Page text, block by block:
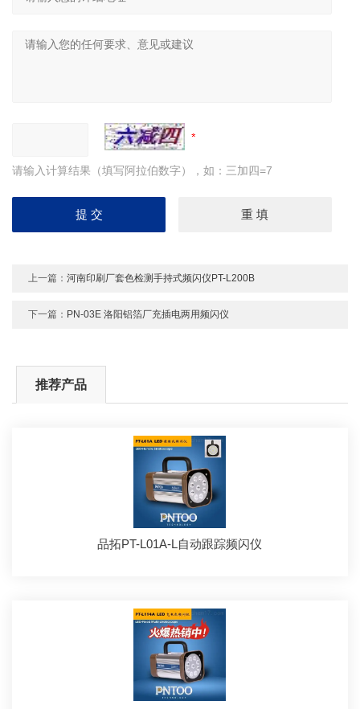
请输入计算结果（填写阿拉伯数字），如：三加四=7
上一篇：河南印刷厂套色检测手持式频闪仪PT-L200B
下一篇： PN-03E 洛阳铝箔厂充插电两用频闪仪
推荐产品
品拓PT-L01A-L自动跟踪频闪仪